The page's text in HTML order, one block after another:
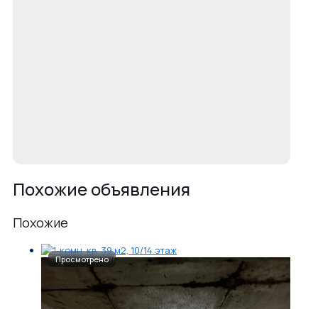
Похожие объявления
Похожие